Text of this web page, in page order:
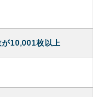
が10,001枚以上